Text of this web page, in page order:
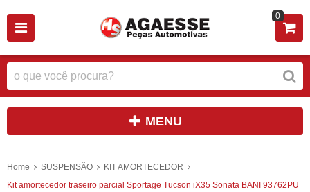
0
MENU
Home SUSPENSÃO
KIT AMORTECEDOR
Kit amortecedor traseiro parcial Sportage Tucson iX35 Sonata BANI 93762PU